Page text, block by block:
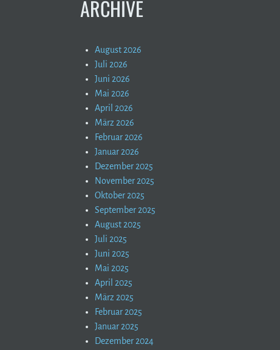
ARCHIVE
August 2026
Juli 2026
Juni 2026
Mai 2026
April 2026
März 2026
Februar 2026
Januar 2026
Dezember 2025
November 2025
Oktober 2025
September 2025
August 2025
Juli 2025
Juni 2025
Mai 2025
April 2025
März 2025
Februar 2025
Januar 2025
Dezember 2024